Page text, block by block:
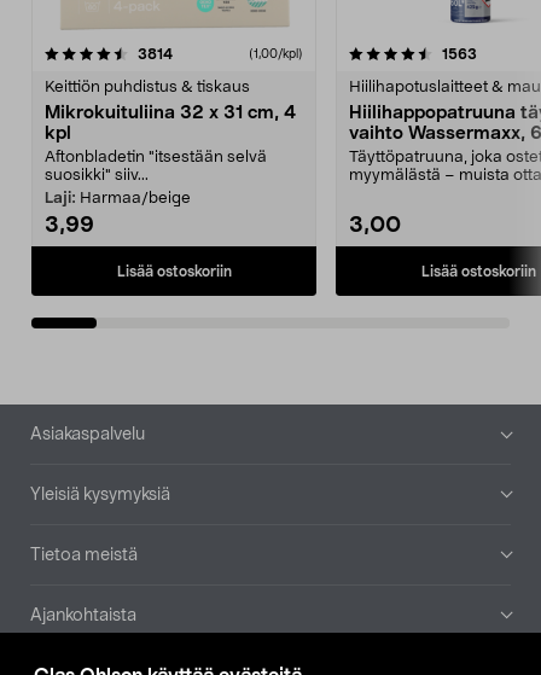
3814arvostelut (1,00/kpl)
Keittiön puhdistus & tiskaus
Mikrokuituliina 32 x 31 cm, 4
kpl
Aftonbladetin "itsestään selvä
suosikki" siiv...
Laji: Harmaa/beige
3,99
Lisää ostoskoriin
4.5viidestä
1563
Hiilihapotuslaitteet &
Hiilihappopatruuna
vaihto Wassermaxx,
Täyttöpatruuna, joka
myymälästä – muista
3,00
Lisää ostoskoriin
4.5viidestä
Alatunniste
Asiakaspalvelu
Yleisiä kysymyksiä
Tietoa meistä
Ajankohtaista